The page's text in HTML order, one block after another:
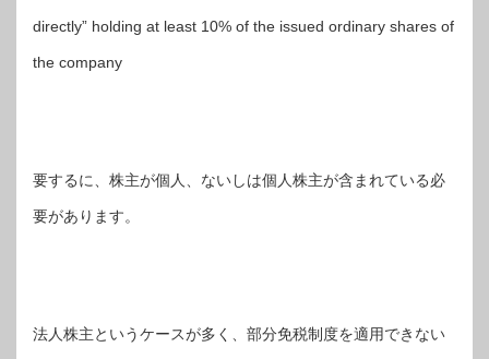
directly” holding at least 10% of the issued ordinary shares of
the company
要するに、株主が個人、ないしは個人株主が含まれている必
要があります。
法人株主というケースが多く、部分免税制度を適用できない